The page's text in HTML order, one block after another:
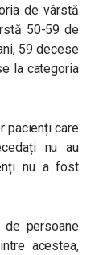
de vârstă
50-59 de
59 decese
la categoria
pacienți care
nu au
nu a fost
de persoane
acestea,